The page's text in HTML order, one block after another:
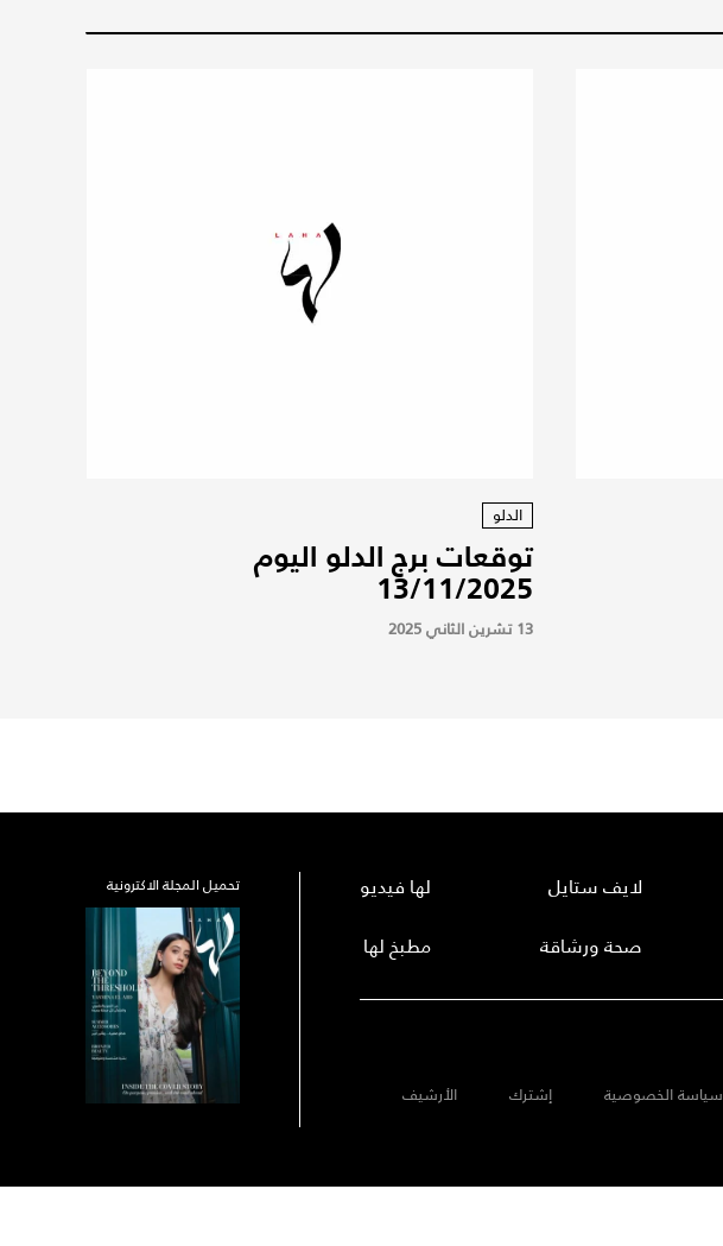
الدلو
توقعات برج الدلو اليوم
13/11/2025
13 تشرين الثاني 2025
لايف ستايل
صحة ورشاقة
لها فيديو
مطبخ لها
سياسة الخصوصية إشترك الأرشيف
تحميل المجلة الاكترونية